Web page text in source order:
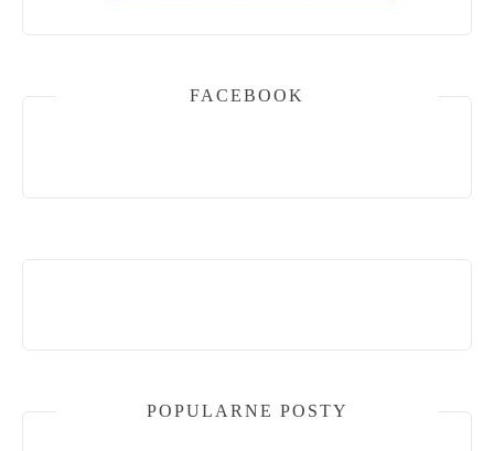
FACEBOOK
POPULARNE POSTY